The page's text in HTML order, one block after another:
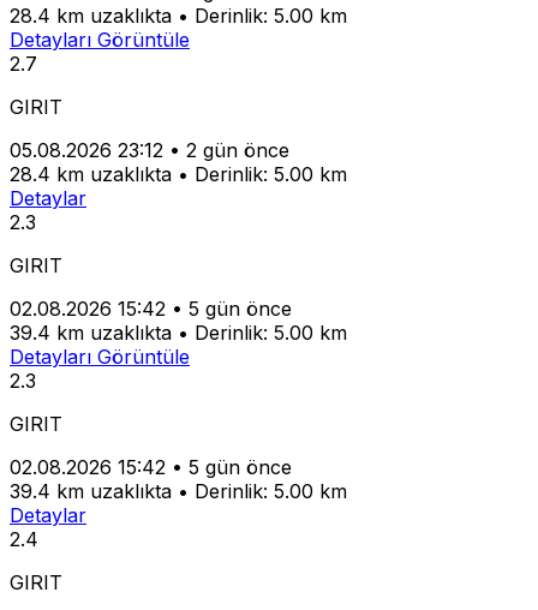
28.4 km uzaklıkta • Derinlik: 5.00 km
Detayları Görüntüle
2.7
GIRIT
05.08.2026 23:12 • 2 gün önce
28.4 km uzaklıkta • Derinlik: 5.00 km
Detaylar
2.3
GIRIT
02.08.2026 15:42 • 5 gün önce
39.4 km uzaklıkta • Derinlik: 5.00 km
Detayları Görüntüle
2.3
GIRIT
02.08.2026 15:42 • 5 gün önce
39.4 km uzaklıkta • Derinlik: 5.00 km
Detaylar
2.4
GIRIT